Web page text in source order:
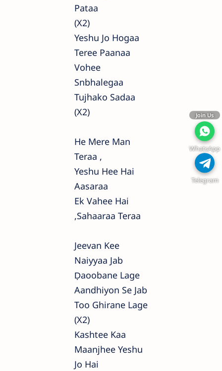
Pataa
(x2)
Yeshu Jo Hogaa
Teree Paanaa
Vohee
Snbhalegaa
Tujhako Sadaa
(x2)
He Mere Man
Teraa ,
Yeshu Hee Hai
Aasaraa
Ek Vahee Hai
,sahaaraa Teraa
Jeevan Kee
Naiyyaa Jab
Ḍaoobane Lage
Aandhiyon Se Jab
Too Ghirane Lage
(x2)
Kashtee Kaa
Maanjhee Yeshu
Jo Hai
Join Us
WhatsApp
Telegram